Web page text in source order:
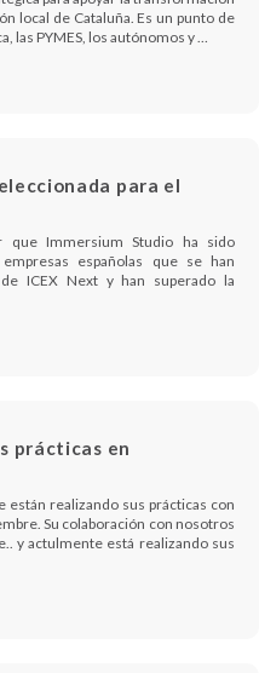
local de Cataluña. Es un punto de
PYMES, los autónomos y …
para el
que Immersium Studio ha sido
españolas que se han
ICEX Next y han superado la
prácticas en
realizando sus prácticas con
Su colaboración con nosotros
y actulmente está realizando sus